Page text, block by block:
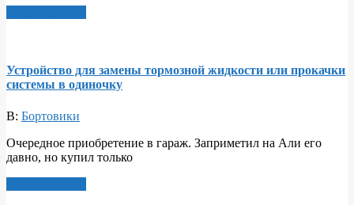
Устройство для замены тормозной жидкости или прокачки
системы в одиночку
В: Бортовики
Очередное приобретение в гараж. Заприметил на Али его
давно, но купил только